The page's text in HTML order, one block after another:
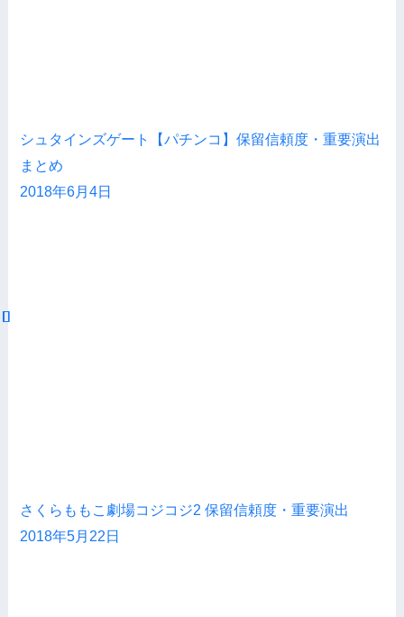
シュタインズゲート【パチンコ】保留信頼度・重要演出
まとめ
2018年6月4日
さくらももこ劇場コジコジ2 保留信頼度・重要演出
2018年5月22日